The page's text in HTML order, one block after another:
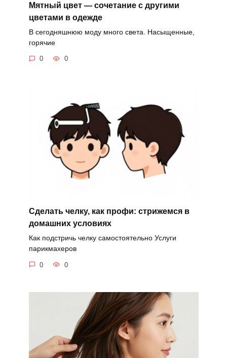
Мятный цвет — сочетание с другими
цветами в одежде
В сегодняшнюю моду много света. Насыщенные,
горячие
0 0
Сделать челку, как профи: стрижемся в
домашних условиях
Как подстричь челку самостоятельно Услуги
парикмахеров
0 0